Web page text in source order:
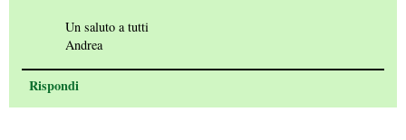
Un saluto a tutti
Andrea
Rispondi